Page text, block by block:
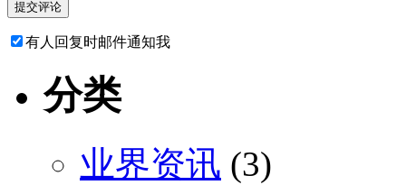
有人回复时邮件通知我
分类
业界资讯 (3)